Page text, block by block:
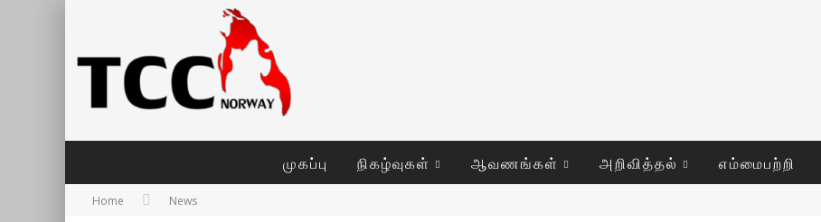
முகப்பு நிகழ்வுகள் ஆவணங்கள் அறிவித்தல் எம்மைபற்றி
Home News